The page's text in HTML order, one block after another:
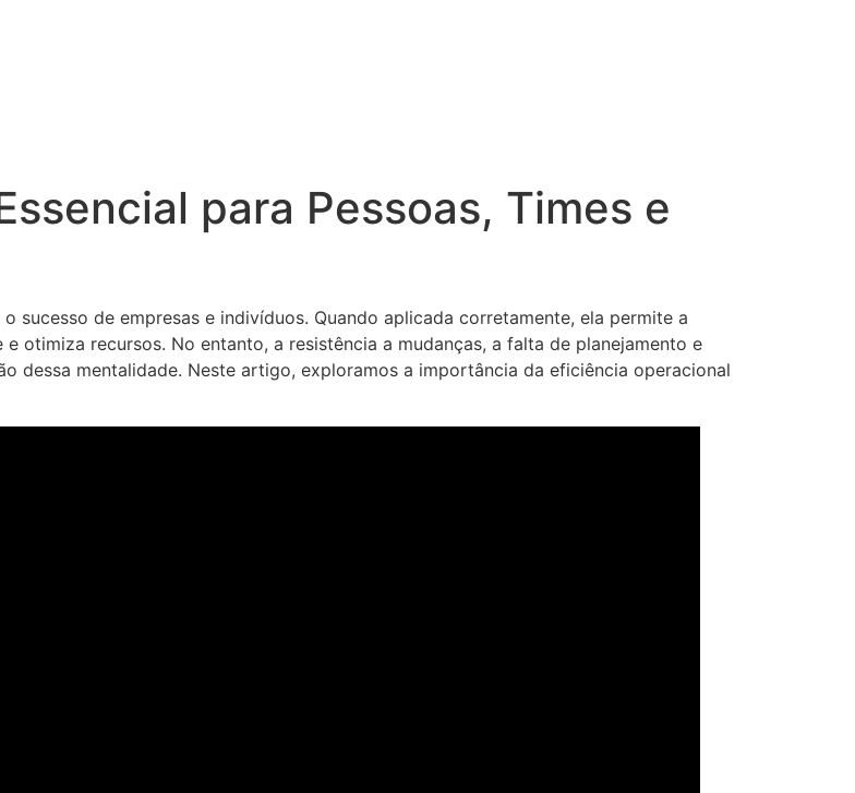
para Pessoas, Times e
sucesso de empresas e indivíduos. Quando aplicada corretamente, ela permite a
otimiza recursos. No entanto, a resistência a mudanças, a falta de planejamento e
dessa mentalidade. Neste artigo, exploramos a importância da eficiência operacional